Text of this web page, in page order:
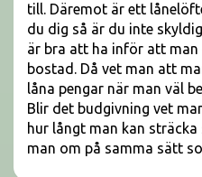
till. Däremot är ett
du dig så är du inte
är bra att ha inför att man
bostad. Då vet man att
låna pengar när man väl
Blir det budgivning vet
hur långt man kan
man om på samma sätt